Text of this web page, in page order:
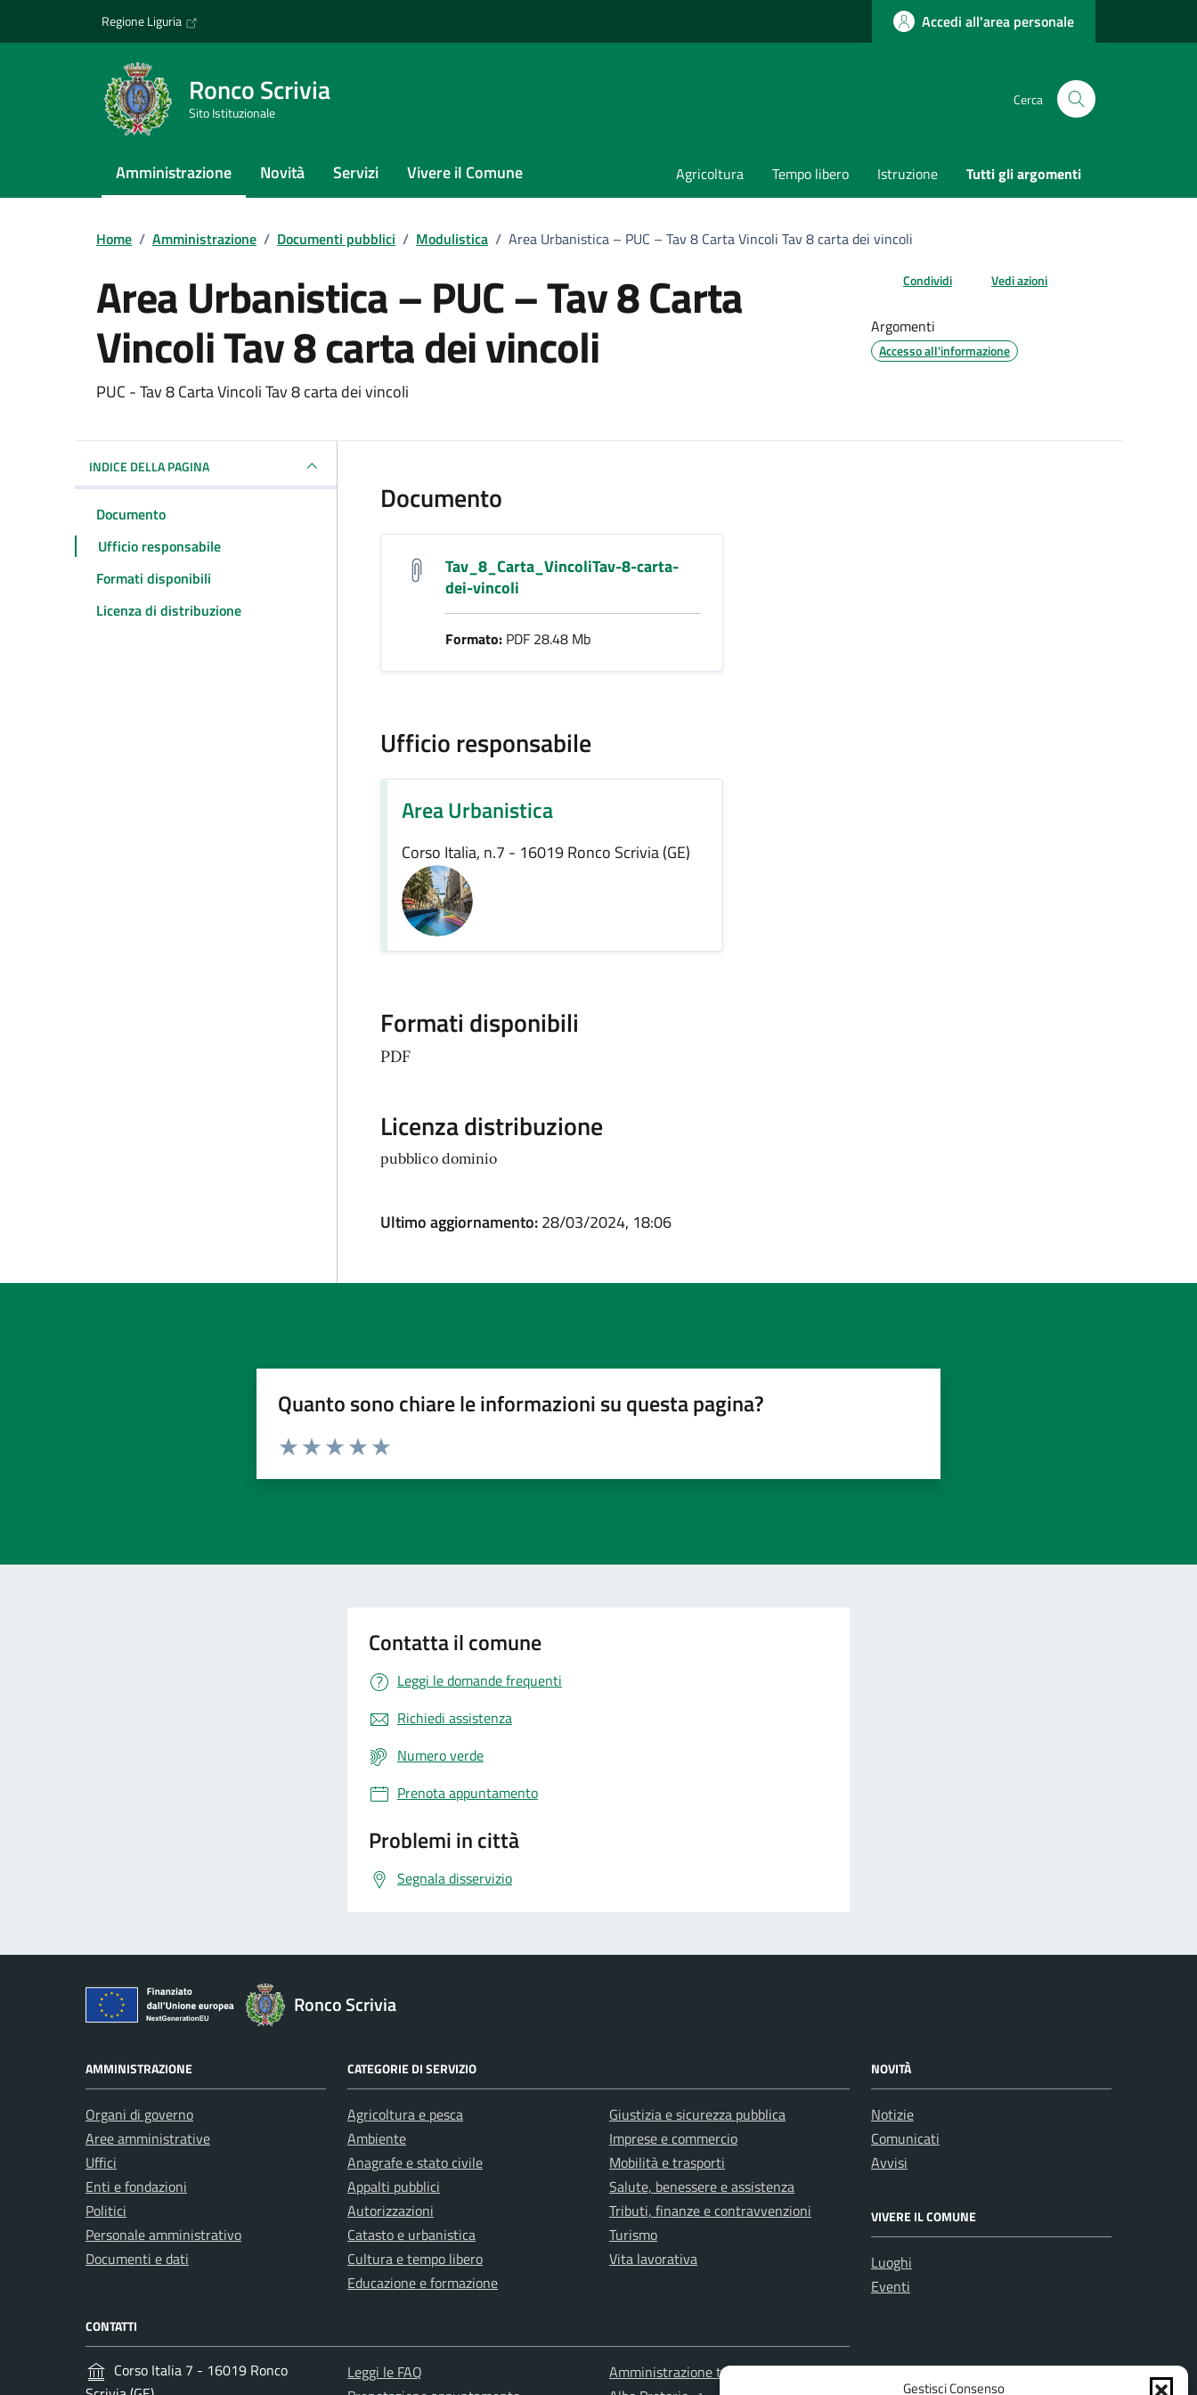
Gestisci Consenso
Regione Liguria Accedi all'area personale
Ronco Scrivia
Sito Istituzionale
Cerca
Amministrazione Novità Servizi Vivere il Comune Agricoltura Tempo libero Istruzione Tutti gli argomenti
Home / Amministrazione / Documenti pubblici / Modulistica / Area Urbanistica – PUC – Tav 8 Carta Vincoli Tav 8 carta dei vincoli
Area Urbanistica – PUC – Tav 8 Carta
Vincoli Tav 8 carta dei vincoli
Dettagli del documento
PUC - Tav 8 Carta Vincoli Tav 8 carta dei vincoli
Condividi Vedi azioni
Argomenti
Accesso all'informazione
INDICE DELLA PAGINA
Documento
Ufficio responsabile
Formati disponibili
Licenza di distribuzione
Documento
Tav_8_Carta_VincoliTav-8-carta-
dei-vincoli
Formato: PDF 28.48 Mb
Ufficio responsabile
Area Urbanistica
Corso Italia, n.7 - 16019 Ronco Scrivia (GE)
Formati disponibili
PDF
Licenza distribuzione
pubblico dominio
Ultimo aggiornamento:28/03/2024, 18:06
Quanto sono chiare le informazioni su questa pagina?
Valuta da 1 a 5 stelle la pagina
Contatta il comune
Leggi le domande frequenti
Richiedi assistenza
Numero verde
Prenota appuntamento
Problemi in città
Segnala disservizio
Ronco Scrivia
AMMINISTRAZIONE
Organi di governo
Aree amministrative
Uffici
Enti e fondazioni
Politici
Personale amministrativo
Documenti e dati
CATEGORIE DI SERVIZIO
Agricoltura e pesca
Ambiente
Anagrafe e stato civile
Appalti pubblici
Autorizzazioni
Catasto e urbanistica
Cultura e tempo libero
Educazione e formazione
Giustizia e sicurezza pubblica
Imprese e commercio
Mobilità e trasporti
Salute, benessere e assistenza
Tributi, finanze e contravvenzioni
Turismo
Vita lavorativa
NOVITÀ
Notizie
Comunicati
Avvisi
VIVERE IL COMUNE
Luoghi
Eventi
CONTATTI
Corso Italia 7 - 16019 Ronco
Leggi le FAQ
Amministrazione trasparente